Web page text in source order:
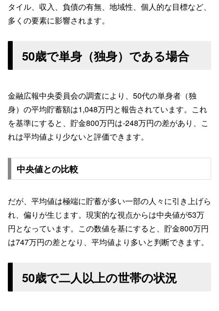
タイル、収入、負債の有無、地域性、個人的な目標など、
多くの要素に影響されます。
50歳で単身（独身）である場合
金融広報中央委員会の調査により、50代の単身者（独
身）の平均貯蓄額は1,048万円と報告されています。これ
を基準にすると、貯金800万円は-248万円の差があり、こ
れは平均値より少ないと評価できます。
中央値との比較
だが、平均値は極端に貯蓄が多い一部の人々に引き上げら
れ、偏りが生じます。現実的な視点からは中央値が53万
円となっています。この数値を基にすると、貯金800万円
は747万円の差となり、平均値より多いと判断できます。
50歳で二人以上の世帯の状況